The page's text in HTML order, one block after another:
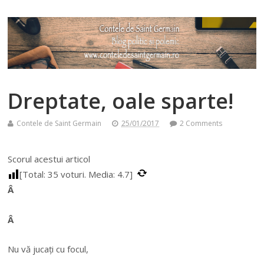
Dreptate, oale sparte!
Contele de Saint Germain 25/01/2017 2 Comments
Scorul acestui articol
[Total:35 voturi. Media: 4.7]
Â
Â
Nu vă jucați cu focul,